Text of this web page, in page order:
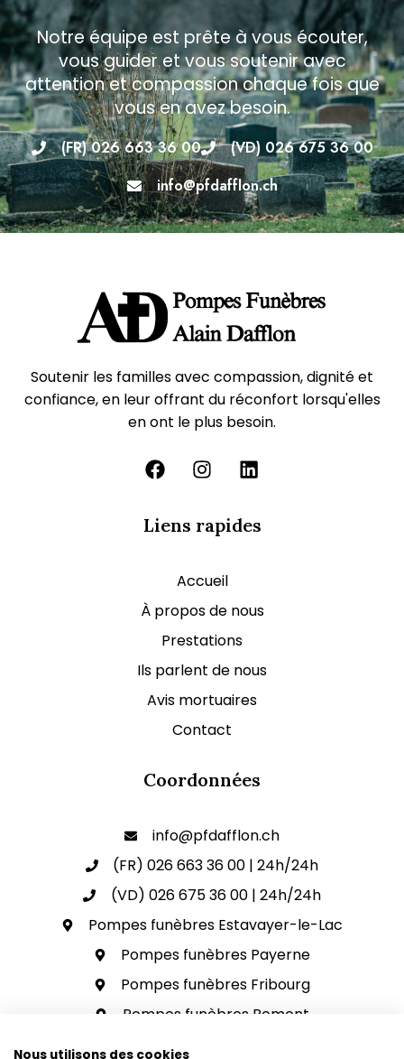
Notre équipe est prête à vous écouter,
vous guider et vous soutenir avec
attention et compassion chaque fois que
vous en avez besoin.
(FR) 026 663 36 00
(VD) 026 675 36 00
info@pfdafflon.ch
Soutenir les familles avec compassion, dignité et
confiance, en leur offrant du réconfort lorsqu'elles
en ont le plus besoin.
Liens rapides
Accueil
À propos de nous
Prestations
Ils parlent de nous
Avis mortuaires
Contact
Coordonnées
info@pfdafflon.ch
(FR) 026 663 36 00 | 24h/24h
(VD) 026 675 36 00 | 24h/24h
Pompes funèbres Estavayer-le-Lac
Pompes funèbres Payerne
Pompes funèbres Fribourg
Pompes funèbres Romont
Pompes funèbres Avenches
Nous utilisons des cookies